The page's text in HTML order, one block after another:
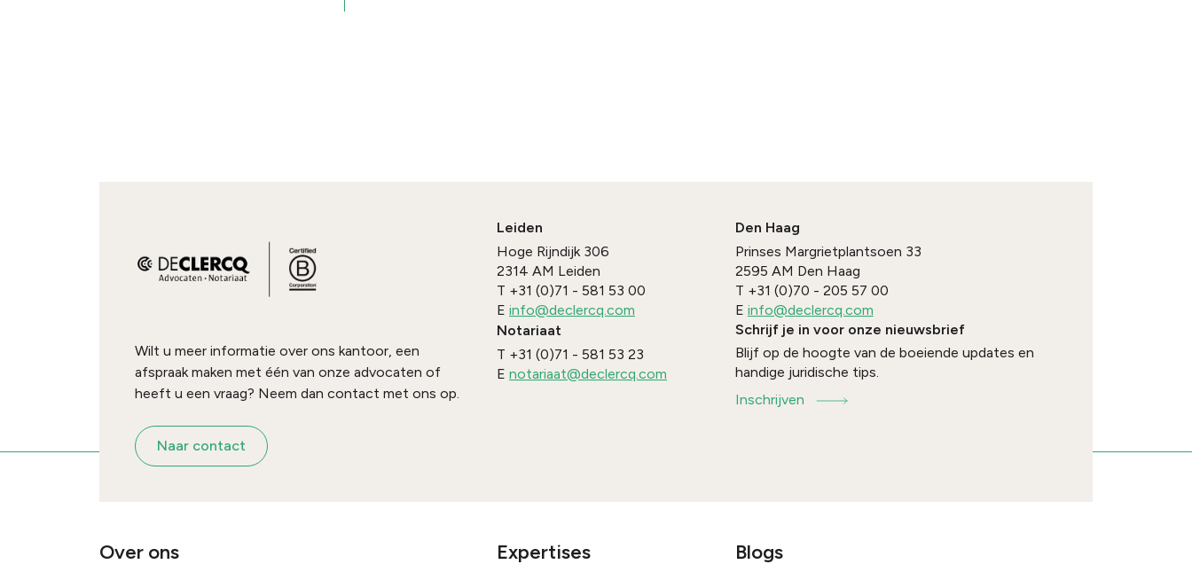
Wilt u meer informatie over ons kantoor, een
afspraak maken met één van onze advocaten of
heeft u een vraag? Neem dan contact met ons op.
Naar contact
Leiden
Hoge Rijndijk 306
2314 AM Leiden
T +31 (0)71 - 581 53 00
E info@declercq.com
Notariaat
T +31 (0)71 - 581 53 23
E notariaat@declercq.com
Den Haag
Prinses Margrietplantsoen 33
2595 AM Den Haag
T +31 (0)70 - 205 57 00
E info@declercq.com
Schrijf je in voor onze nieuwsbrief
Blijf op de hoogte van de boeiende updates en
handige juridische tips.
Inschrijven
Over ons Expertises Blogs